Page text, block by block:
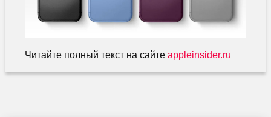
Читайте полный текст на сайте appleinsider.ru